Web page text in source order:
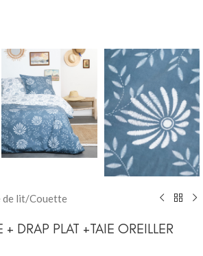
de lit/Couette
+ DRAP PLAT +TAIE OREILLER